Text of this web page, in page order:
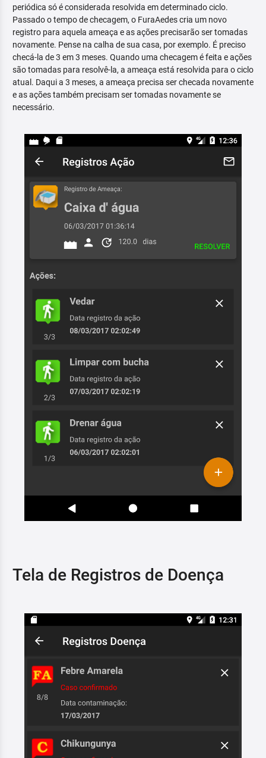
periódica só é considerada resolvida em determinado ciclo.
Passado o tempo de checagem, o FuraAedes cria um novo
registro para aquela ameaça e as ações precisarão ser tomadas
novamente. Pense na calha de sua casa, por exemplo. É preciso
checá-la de 3 em 3 meses. Quando uma checagem é feita e ações
são tomadas para resolvê-la, a ameaça está resolvida para o ciclo
atual. Daqui a 3 meses, a ameaça precisa ser checada novamente
e as ações também precisam ser tomadas novamente se
necessário.
Tela de Registros de Doença